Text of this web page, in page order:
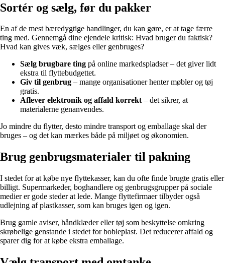
Sortér og sælg, før du pakker
En af de mest bæredygtige handlinger, du kan gøre, er at tage færre
ting med. Gennemgå dine ejendele kritisk: Hvad bruger du faktisk?
Hvad kan gives væk, sælges eller genbruges?
Sælg brugbare ting på online markedspladser – det giver lidt
ekstra til flyttebudgettet.
Giv til genbrug – mange organisationer henter møbler og tøj
gratis.
Aflever elektronik og affald korrekt– det sikrer, at
materialerne genanvendes.
Jo mindre du flytter, desto mindre transport og emballage skal der
bruges – og det kan mærkes både på miljøet og økonomien.
Brug genbrugsmaterialer til pakning
I stedet for at købe nye flyttekasser, kan du ofte finde brugte gratis eller
billigt. Supermarkeder, boghandlere og genbrugsgrupper på sociale
medier er gode steder at lede. Mange flyttefirmaer tilbyder også
udlejning af plastkasser, som kan bruges igen og igen.
Brug gamle aviser, håndklæder eller tøj som beskyttelse omkring
skrøbelige genstande i stedet for bobleplast. Det reducerer affald og
sparer dig for at købe ekstra emballage.